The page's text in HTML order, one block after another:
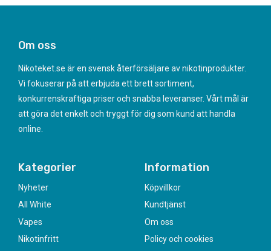
Om oss
Nikoteket.se är en svensk återförsäljare av nikotinprodukter.
Vi fokuserar på att erbjuda ett brett sortiment,
konkurrenskraftiga priser och snabba leveranser. Vårt mål är
att göra det enkelt och tryggt för dig som kund att handla
online.
Kategorier
Nyheter
All White
Vapes
Nikotinfritt
Information
Köpvillkor
Kundtjänst
Om oss
Policy och cookies